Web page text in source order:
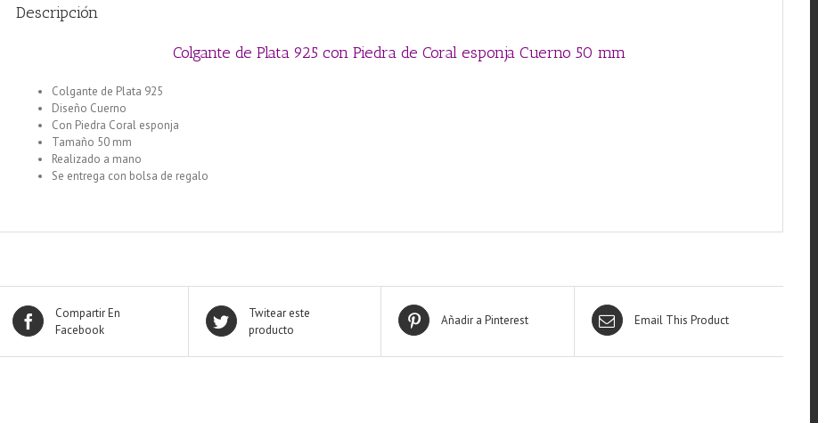
Descripción
Colgante de Plata 925 con Piedra de Coral esponja Cuerno 50 mm
Colgante de Plata 925
Diseño Cuerno
Con Piedra Coral esponja
Tamaño 50 mm
Realizado a mano
Se entrega con bolsa de regalo
Compartir En
Facebook
Twitear este
producto
Añadir a Pinterest Email This Product